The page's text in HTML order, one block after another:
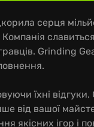
серця
Grinding
їхні відгуки.
від вашої
якісних ігор і